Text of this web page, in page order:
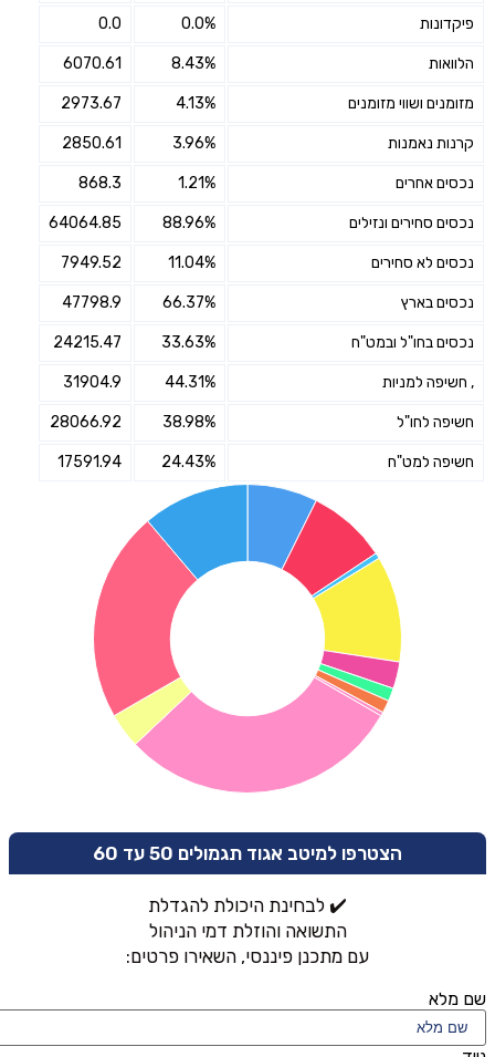
פיקדונות 0.0%
0.0
הלוואות 8.43%
6070.61
מזומנים ושווי מזומנים 4.13%
2973.67
קרנות נאמנות 3.96%
2850.61
נכסים אחרים 1.21%
868.3
נכסים סחירים ונזילים 88.96%
64064.85
נכסים לא סחירים 11.04%
7949.52
נכסים בארץ 66.37%
47798.9
נכסים בחו"ל ובמט"ח 33.63%
24215.47
, חשיפה למניות 44.31%
31904.9
חשיפה לחו"ל 38.98%
28066.92
חשיפה למט"ח 24.43%
17591.94
הצטרפו למיטב אגוד תגמולים 50 עד 60
✔️ לבחינת היכולת להגדלת
התשואה והוזלת דמי הניהול
עם מתכנן פיננסי, השאירו פרטים:
שם מלא